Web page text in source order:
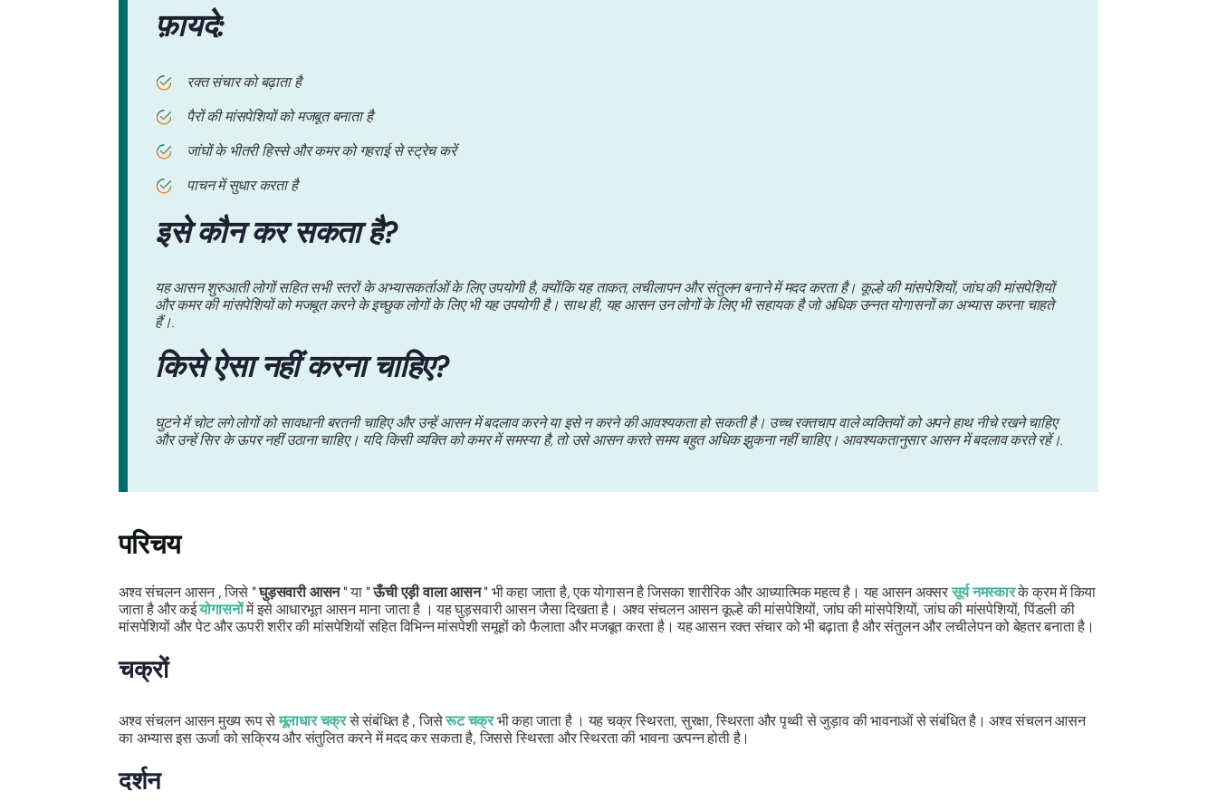
फ़ायदे:
रक्त संचार को बढ़ाता है
पैरों की मांसपेशियों को मजबूत बनाता है
जांघों के भीतरी हिस्से और कमर को गहराई से स्ट्रेच करें
पाचन में सुधार करता है
इसे कौन कर सकता है?
यह आसन शुरुआती लोगों सहित सभी स्तरों के अभ्यासकर्ताओं के लिए उपयोगी है, क्योंकि यह ताकत, लचीलापन और संतुलन बनाने में मदद करता है। कूल्हे की मांसपेशियों, जांघ की मांसपेशियों
और कमर की मांसपेशियों को मजबूत करने के इच्छुक लोगों के लिए भी यह उपयोगी है। साथ ही, यह आसन उन लोगों के लिए भी सहायक है जो अधिक उन्नत योगासनों का अभ्यास करना चाहते
हैं।.
किसे ऐसा नहीं करना चाहिए?
घुटने में चोट लगे लोगों को सावधानी बरतनी चाहिए और उन्हें आसन में बदलाव करने या इसे न करने की आवश्यकता हो सकती है। उच्च रक्तचाप वाले व्यक्तियों को अपने हाथ नीचे रखने चाहिए
और उन्हें सिर के ऊपर नहीं उठाना चाहिए। यदि किसी व्यक्ति को कमर में समस्या है, तो उसे आसन करते समय बहुत अधिक झुकना नहीं चाहिए। आवश्यकतानुसार आसन में बदलाव करते रहें।.
परिचय
अश्व संचलन आसन, जिसे "घुड़सवारी आसन" या "ऊँची एड़ी वाला आसन" भी कहा जाता है, एक योगासन है जिसका शारीरिक और आध्यात्मिक महत्व है। यह आसन अक्सरसूर्य नमस्कारके क्रम में किया
जाता है और कईयोगासनोंमें इसे आधारभूत आसन माना जाता है । यह घुड़सवारी आसन जैसा दिखता है। अश्व संचलन आसन कूल्हे की मांसपेशियों, जांघ की मांसपेशियों, जांघ की मांसपेशियों, पिंडली की
मांसपेशियों और पेट और ऊपरी शरीर की मांसपेशियों सहित विभिन्न मांसपेशी समूहों को फैलाता और मजबूत करता है। यह आसन रक्त संचार को भी बढ़ाता है और संतुलन और लचीलेपन को बेहतर बनाता है।
चक्रों
अश्व संचलनआसन मुख्य रूप सेमूलाधार चक्रसे संबंधित है , जिसेरूट चक्रभी कहा जाता है । यह चक्र स्थिरता, सुरक्षा, स्थिरता और पृथ्वी से जुड़ाव की भावनाओं से संबंधित है।अश्व संचलन आसन
का अभ्यास इस ऊर्जा को सक्रिय और संतुलित करने में मदद कर सकता है, जिससे स्थिरता और स्थिरता की भावना उत्पन्न होती है।
दर्शन